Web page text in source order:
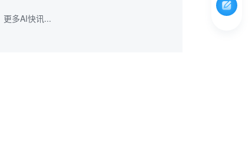
更多AI快讯...